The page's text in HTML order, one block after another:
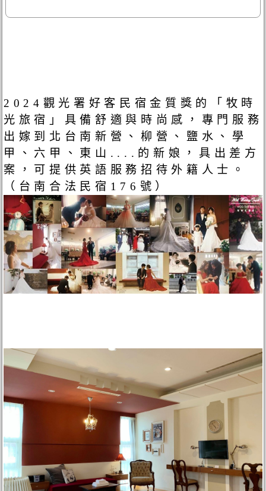
2024觀光署好客民宿金質獎的「牧時
光旅宿」具備舒適與時尚感，專門服務
出嫁到北台南新營、柳營、鹽水、學
甲、六甲、東山....的新娘，具出差方
案，可提供英語服務招待外籍人士。
（台南合法民宿176號）